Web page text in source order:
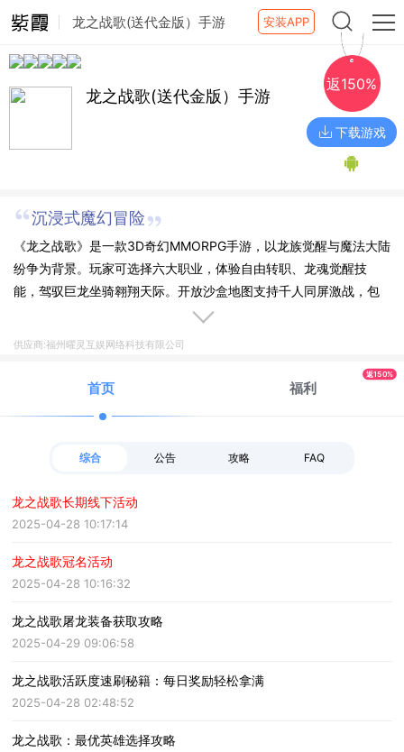
龙之战歌(送代金版）手游 安装APP
龙之战歌(送代金版）手游
返150%
下载游戏
沉浸式魔幻冒险
《龙之战歌》是一款3D奇幻MMORPG手游，以龙族觉醒与魔法大陆
纷争为背景。玩家可选择六大职业，体验自由转职、龙魂觉醒技
能，驾驭巨龙坐骑翱翔天际。开放沙盒地图支持千人同屏激战，包
含跨服竞技、公会争霸等玩法。游戏融入自由交易、装备打造及社
供应商:福州曜灵互娱网络科技有限公司
首页 福利
返150%
综合 公告 攻略 FAQ
龙之战歌长期线下活动
2025-04-28 10:17:14
龙之战歌冠名活动
2025-04-28 10:16:32
龙之战歌屠龙装备获取攻略
2025-04-29 09:06:58
龙之战歌活跃度速刷秘籍：每日奖励轻松拿满
2025-04-28 02:48:52
龙之战歌：最优英雄选择攻略